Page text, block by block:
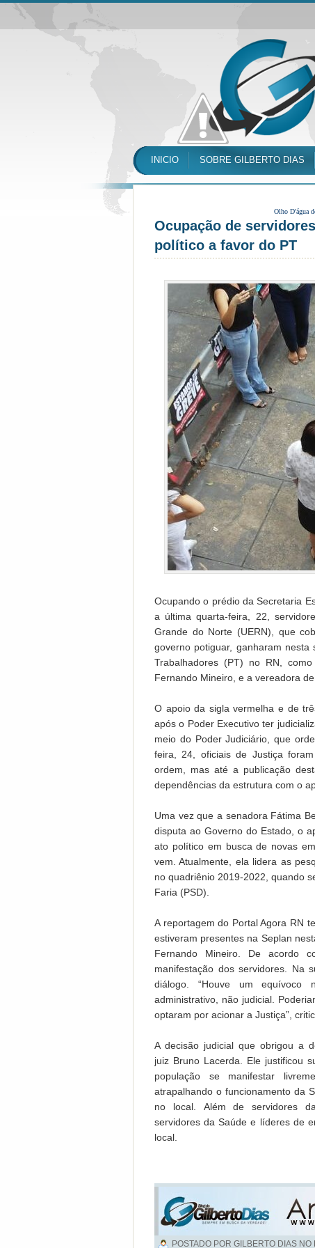
INICIO SOBRE GILBERTO DIAS
Olho D'água
Ocupação de
político a favor do PT
Ocupando o prédio da Secretaria
a última quarta-feira, 22,
Grande do Norte (UERN), que
governo potiguar, ganharam
Trabalhadores (PT) no RN,
Fernando Mineiro, e a vereadora
O apoio da sigla vermelha e de
após o Poder Executivo ter
meio do Poder Judiciário, que
feira, 24, oficiais de Justiça
ordem, mas até a publicação
dependências da estrutura com o
Uma vez que a senadora Fátima
disputa ao Governo do Estado, o
ato político em busca de novas
vem. Atualmente, ela lidera as
no quadriênio 2019-2022, quando
Faria (PSD).
A reportagem do Portal Agora RN
estiveram presentes na Seplan
Fernando Mineiro. De acordo
manifestação dos servidores. Na
diálogo. “Houve um equívoco
administrativo, não judicial.
optaram por acionar a Justiça”,
A decisão judicial que obrigou a
juiz Bruno Lacerda. Ele justificou
população se manifestar
atrapalhando o funcionamento da
no local. Além de servidores
servidores da Saúde e líderes de
local.
POSTADO POR GILBERTO DIAS NO